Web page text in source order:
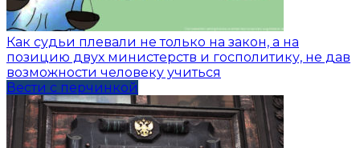
Как судьи плевали не только на закон, а на
позицию двух министерств и госполитику, не дав
возможности человеку учиться
Вести с перчинкой